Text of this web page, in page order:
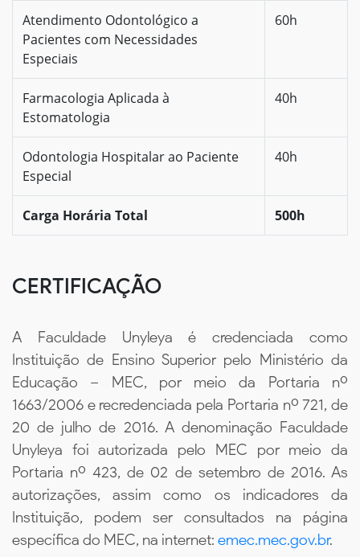
Atendimento Odontológico a
Pacientes com Necessidades
Especiais
60h
Farmacologia Aplicada à
Estomatologia
40h
Odontologia Hospitalar ao Paciente
Especial
40h
Carga Horária Total 500h
CERTIFICAÇÃO
A Faculdade Unyleya é credenciada como
Instituição de Ensino Superior pelo Ministério da
Educação – MEC, por meio da Portaria nº
1663/2006 e recredenciada pela Portaria nº 721, de
20 de julho de 2016. A denominação Faculdade
Unyleya foi autorizada pelo MEC por meio da
Portaria nº 423, de 02 de setembro de 2016. As
autorizações, assim como os indicadores da
Instituição, podem ser consultados na página
específica do MEC, na internet: emec.mec.gov.br.